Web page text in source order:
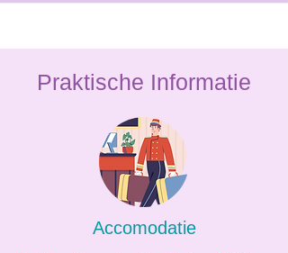
Praktische Informatie
Accomodatie